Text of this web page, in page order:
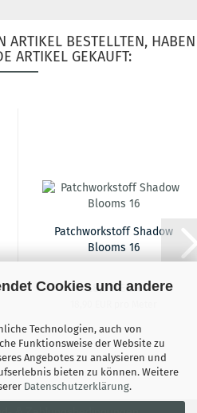
Cookies und andere
Technologien, auch von
Funktionsweise der Website zu
Angebotes zu analysieren und
bieten zu können. Weitere
Datenschutzerklärung.
ARTIKEL BESTELLTEN, HABEN
ARTIKEL GEKAUFT:
Patchworkstoff Shadow
Blooms 16
18,90 EUR